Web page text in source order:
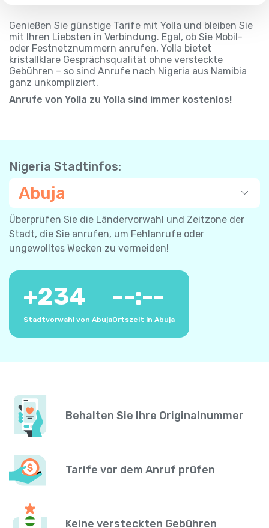
Genießen Sie günstige Tarife mit Yolla und bleiben Sie
mit Ihren Liebsten in Verbindung. Egal, ob Sie Mobil-
oder Festnetznummern anrufen, Yolla bietet
kristallklare Gesprächsqualität ohne versteckte
Gebühren – so sind Anrufe nach Nigeria aus Namibia
ganz unkompliziert.
Anrufe von Yolla zu Yolla sind immer kostenlos!
Nigeria Stadtinfos:
Abuja
Überprüfen Sie die Ländervorwahl und Zeitzone der
Stadt, die Sie anrufen, um Fehlanrufe oder
ungewolltes Wecken zu vermeiden!
+234
Stadtvorwahl von Abuja
--:--
Ortszeit in Abuja
Behalten Sie Ihre Originalnummer
Tarife vor dem Anruf prüfen
Keine versteckten Gebühren